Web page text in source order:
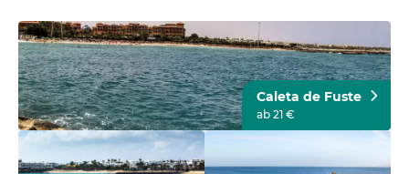
Caleta de Fuste
ab 21 €